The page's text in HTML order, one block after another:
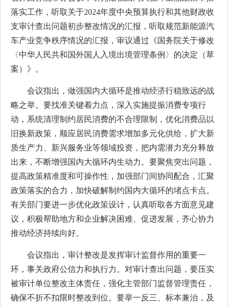
落实工作，听取关于2024年度中央预算执行和其他财政收
支审计查出问题初步整改情况的汇报，听取规范新能源汽
车产业竞争秩序情况的汇报，审议通过《国务院关于修改
〈中华人民共和国外国人入境出境管理条例〉的决定（草
案）》。
会议指出，做强国内大循环是推动经济行稳致远的战
略之举。要找准关键着力点，深入实施提振消费专项行
动，系统清理制约居民消费的不合理限制，优化消费品以
旧换新政策，顺应居民消费需求增加多元化供给，扩大新
质生产力、新兴服务业等领域投资，把内需潜力充分释放
出来，不断增强国内大循环内生动力。要聚焦突出问题，
提高政策精准度和可操作性，加强部门间协同配合，汇聚
政策落实的合力，加快破解制约国内大循环的堵点卡点。
有关部门要进一步优化政策设计，认真听取各方面意见建
议，积极帮助地方和企业解决困难、促进发展，齐心协力
推动经济持续向好。
会议指出，审计整改是发挥审计监督作用的重要一
环，事关政府公信力和执行力。对审计查出问题，要压实
被审计单位整改主体责任，强化主管部门监督管理责任，
确保不折不扣限时整改到位。要举一反三、标本兼治，及